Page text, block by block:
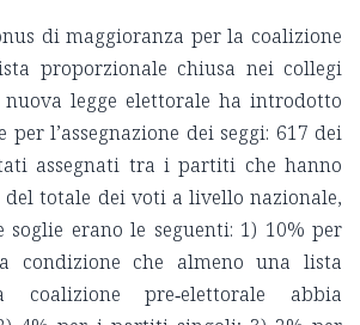
di maggioranza per la coalizione
proporzionale chiusa nei collegi
legge elettorale ha introdotto
l’assegnazione dei seggi: 617 dei
assegnati tra i partiti che hanno
del totale dei voti a livello nazionale,
soglie erano le seguenti: 1) 10% per
condizione che almeno una lista
coalizione pre‑elettorale abbia